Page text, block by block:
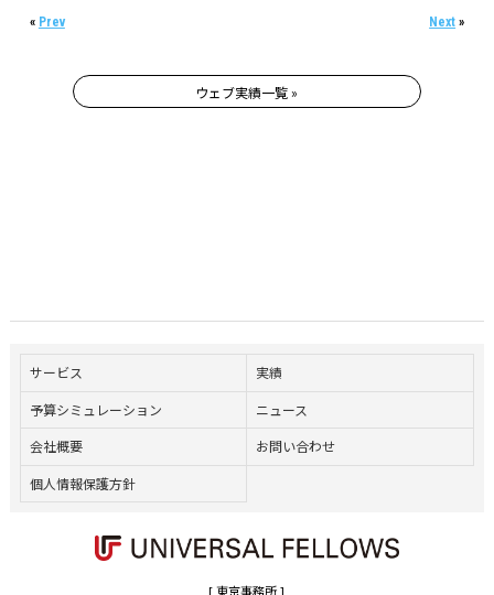
« Prev Next »
ウェブ実績一覧 »
サービス
実績
予算シミュレーション
ニュース
会社概要
お問い合わせ
個人情報保護方針
[ 東京事務所 ]